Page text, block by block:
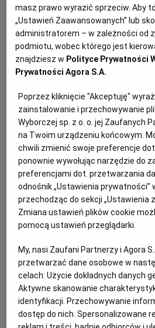
Sortuj wg daty: od najnowszej
Ogłoszenie premium
Spółdzielnia Mieszkaniowa
Osiedla Bemowo IV ogłasza
dźwigów
Ogłoszenie premium
Przetargi
Przetargi na roboty budowlane
Ogłoszenie aktualne od2026-07-28do
Spółdzielnia Mieszkaniowo-
ogłasza przetargi
robót i usług budowlanych
Ogłoszenie premium
Przetargi
Przetargi na roboty budowlane
Ogłoszenie aktualne od
2026-07-21 do
masz prawo wyrazić sprzeciw. Aby
„Ustawień Zaawansowanych” lub
administratorem – w zależności od
podmiotu, wobec którego jest
znajdziesz w Polityce Prywatności
Prywatności Agora S.A.
Poprzez kliknięcie "Akceptuję"
zainstalowanie i przechowywanie
Wyborczej sp. z o. o. jej Zaufanych
na Twoim urządzeniu końcowym.
chwili zmienić swoje preferencje
ponownie wywołując narzędzie do
preferencjami dot. przetwarzania
odnośnik „Ustawienia prywatności”
przechodząc do sekcji „Ustawienia
Zmiana ustawień plików cookie
pomocą ustawień przeglądarki.
My, nasi Zaufani Partnerzy i Agora
przetwarzać dane osobowe w
celach:Użycie dokładnych danych
Aktywne skanowanie
identyfikacji. Przechowywanie
dostęp do nich. Spersonalizowane